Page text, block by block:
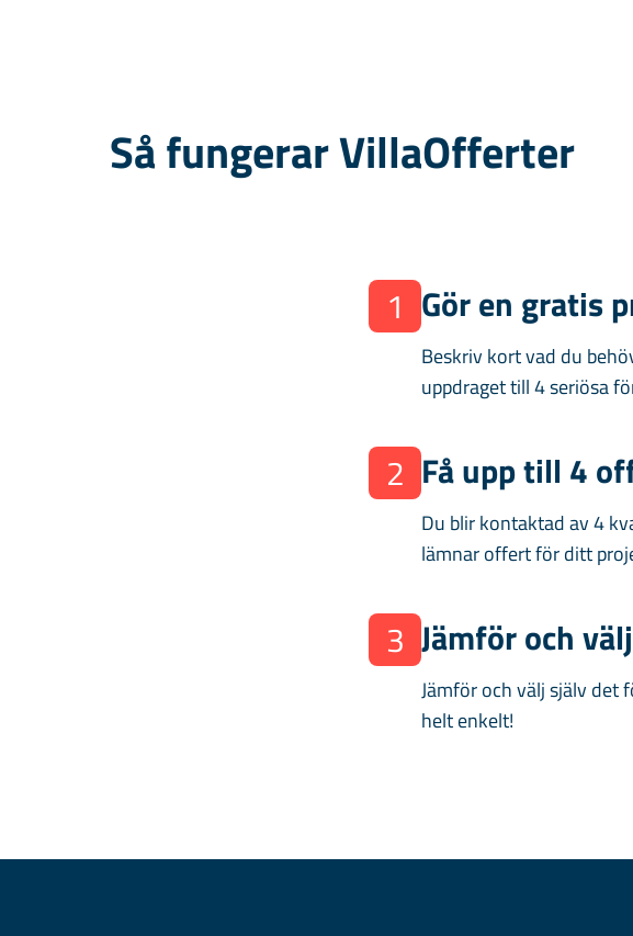
Så fungerar VillaOfferter
1 Gör en gratis
Beskriv kort vad du
uppdraget till 4 seriösa
2 Få upp till 4
Du blir kontaktad av 4
lämnar offert för ditt
3 Jämför och välj
Jämför och välj själv det
helt enkelt!